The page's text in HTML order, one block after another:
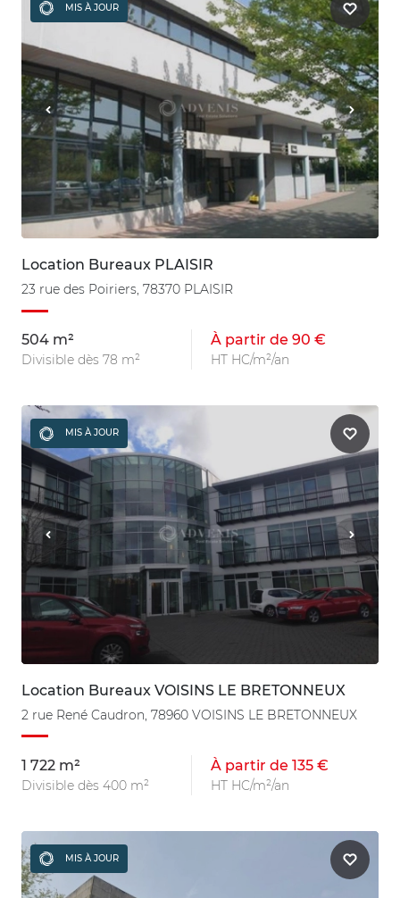
MIS À JOUR
Location Bureaux PLAISIR
23 rue des Poiriers, 78370 PLAISIR
504 m²
Divisible dès 78 m²
À partir de 90 €
HT HC/m²/an
MIS À JOUR
Location Bureaux VOISINS LE BRETONNEUX
2 rue René Caudron, 78960 VOISINS LE BRETONNEUX
1 722 m²
Divisible dès 400 m²
À partir de 135 €
HT HC/m²/an
MIS À JOUR